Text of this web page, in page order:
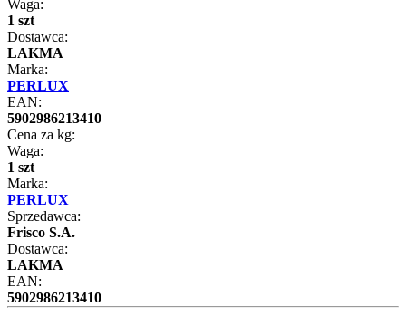
Waga:
1 szt
Dostawca:
LAKMA
Marka:
PERLUX
EAN:
5902986213410
Cena za kg:
Waga:
1 szt
Marka:
PERLUX
Sprzedawca:
Frisco S.A.
Dostawca:
LAKMA
EAN:
5902986213410